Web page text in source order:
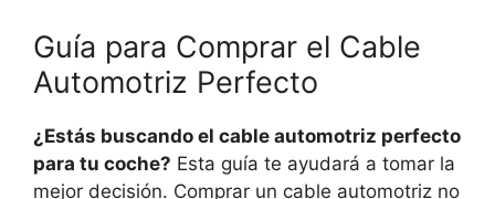
Guía para Comprar el Cable
Automotriz Perfecto
¿Estás buscando el cable automotriz perfecto
para tu coche? Esta guía te ayudará a tomar la
mejor decisión. Comprar un cable automotriz no